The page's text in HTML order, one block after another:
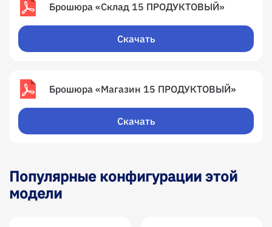
Брошюра «Склад 15 ПРОДУКТОВЫЙ»
Скачать
Брошюра «Магазин 15 ПРОДУКТОВЫЙ»
Скачать
Популярные конфигурации этой
модели